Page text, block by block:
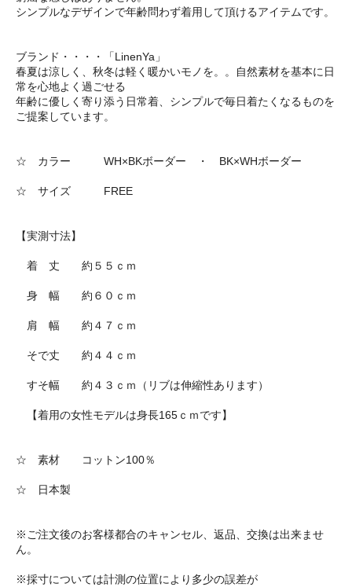
シンプルなデザインで年齢問わず着用して頂けるアイテムです。
ブランド・・・・「LinenYa」
春夏は涼しく、秋冬は軽く暖かいモノを。。自然素材を基本に日
常を心地よく過ごせる
年齢に優しく寄り添う日常着、シンプルで毎日着たくなるものを
ご提案しています。
☆ カラー WH×BKボーダー ・ BK×WHボーダー
☆ サイズ FREE
【実測寸法】
着 丈 約５５ｃｍ
身 幅 約６０ｃｍ
肩 幅 約４７ｃｍ
そで丈 約４４ｃｍ
すそ幅 約４３ｃｍ（リブは伸縮性あります）
【着用の女性モデルは身長165ｃｍです】
☆ 素材 コットン100％
☆ 日本製
※ご注文後のお客様都合のキャンセル、返品、交換は出来ませ
ん。
※採寸については計測の位置により多少の誤差が